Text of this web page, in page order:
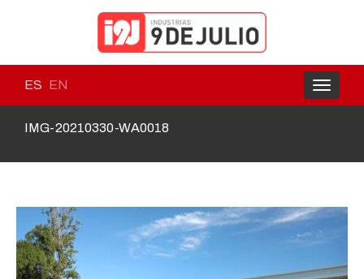
ES EN
Toggle
IMG-20210330-WA0018